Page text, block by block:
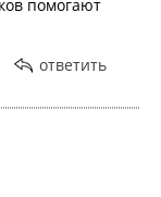
помогают
ответить